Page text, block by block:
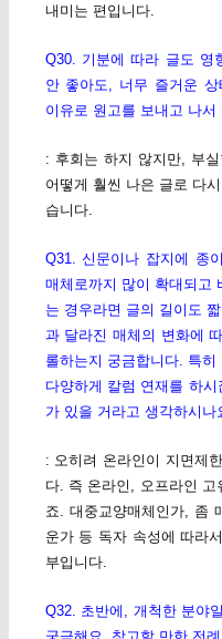
내미는 편입니다.
Q30. 기분에 따라 글도 영
안 좋아도, 너무 즐거운
이유로 원고를 보내고 나
: 후회는 하지 않지만, 부
어떻게 훨씬 나은 글로 다
습니다.
Q31. 신문이나 잡지에 종
매체로까지 많이 확대되고
는 경우라면 글의 길이도
과 달라진 매체의 변화에
롤하는지 궁금합니다. 특
다양하게 칼럼 연재를 하
가 있을 거라고 생각하시나
: 오히려 온라인이 지면제
다. 즉 온라인, 오프라인 고
죠. 대중교양매체인가, 좀
운가 등 독자 속성에 따라
부입니다.
Q32. 초반에, 개척한 분야